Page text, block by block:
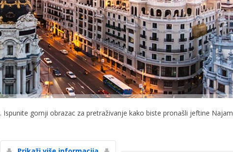
. Ispunite gornji obrazac za pretraživanje kako biste pronašli jeftine Najam